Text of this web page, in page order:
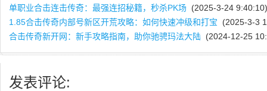
单职业合击连击传奇：最强连招秘籍，秒杀PK场 (2025-3-24 9:40:10)
1.85合击传奇内部号新区开荒攻略：如何快速冲级和打宝 (2025-3-3
合击传奇新开网：新手攻略指南，助你驰骋玛法大陆 (2024-12-25
发表评论: